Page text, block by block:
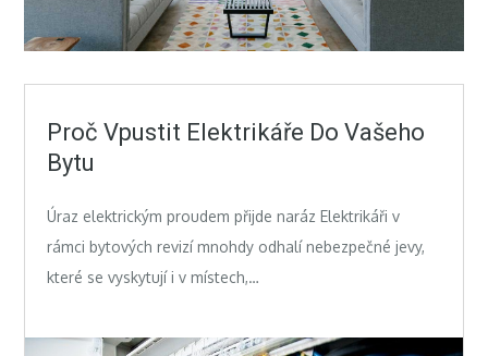
Proč Vpustit Elektrikáře Do Vašeho
Bytu
Úraz elektrickým proudem přijde naráz Elektrikáři v
rámci bytových revizí mnohdy odhalí nebezpečné jevy,
které se vyskytují i v místech,…